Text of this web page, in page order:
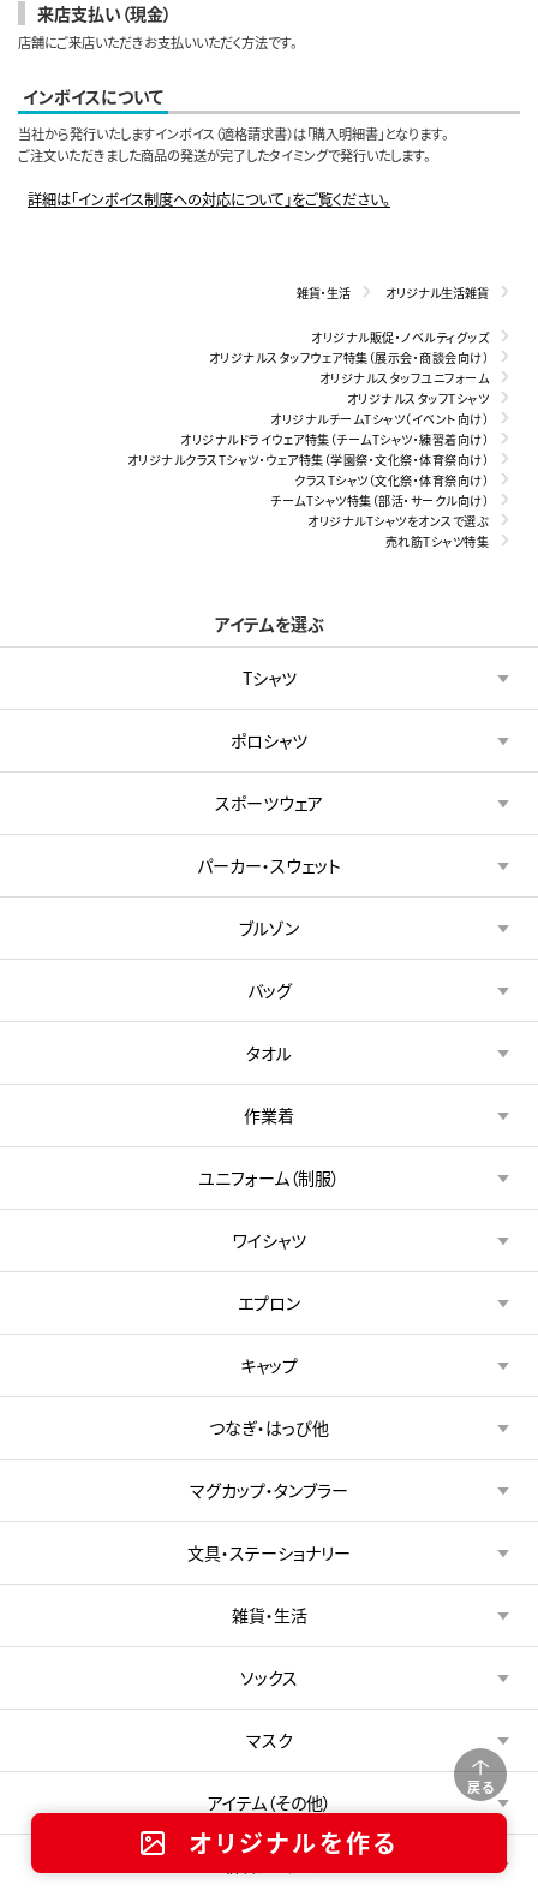
戻る
オリジナルを作る
来店支払い（現金）
店舗にご来店いただきお支払いいただく方法です。
インボイスについて
当社から発行いたしますインボイス（適格請求書）は「購入明細書」となります。
ご注文いただきました商品の発送が完了したタイミングで発行いたします。
詳細は「インボイス制度への対応について」をご覧ください。
雑貨・生活 オリジナル生活雑貨
オリジナル販促・ノベルティグッズ
オリジナルスタッフウェア特集（展示会・商談会向け）
オリジナルスタッフユニフォーム
オリジナルスタッフTシャツ
オリジナルチームTシャツ（イベント向け）
オリジナルドライウェア特集（チームTシャツ・練習着向け）
オリジナルクラスTシャツ・ウェア特集（学園祭・文化祭・体育祭向け）
クラスTシャツ（文化祭・体育祭向け）
チームTシャツ特集（部活・サークル向け）
オリジナルTシャツをオンスで選ぶ
売れ筋Tシャツ特集
アイテムを選ぶ
Tシャツ
ポロシャツ
スポーツウェア
パーカー・スウェット
ブルゾン
バッグ
タオル
作業着
ユニフォーム（制服）
ワイシャツ
エプロン
キャップ
つなぎ・はっぴ他
マグカップ・タンブラー
文具・ステーショナリー
雑貨・生活
ソックス
マスク
アイテム（その他）